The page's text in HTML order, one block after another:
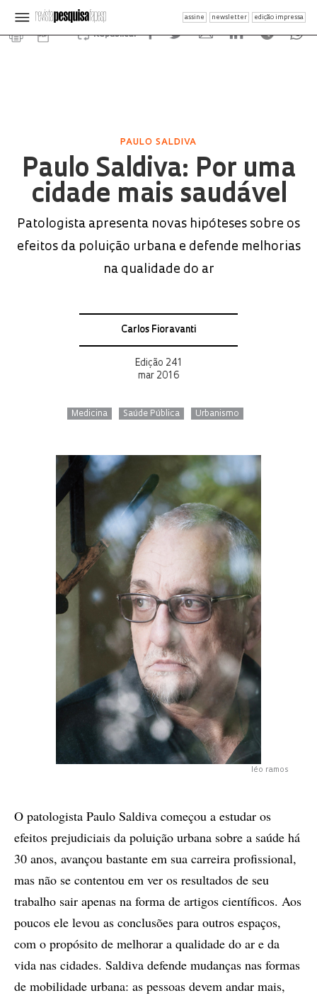
assine newsletter edição impressa
Republicar
PAULO SALDIVA
Paulo Saldiva: Por uma
cidade mais saudável
Patologista apresenta novas hipóteses sobre os
efeitos da poluição urbana e defende melhorias
na qualidade do ar
Carlos Fioravanti
Edição 241
mar 2016
Medicina Saúde Pública Urbanismo
léo ramos
O patologista Paulo Saldiva começou a estudar os
efeitos prejudiciais da poluição urbana sobre a saúde há
30 anos, avançou bastante em sua carreira profissional,
mas não se contentou em ver os resultados de seu
trabalho sair apenas na forma de artigos científicos. Aos
poucos ele levou as conclusões para outros espaços,
com o propósito de melhorar a qualidade do ar e da
vida nas cidades. Saldiva defende mudanças nas formas
de mobilidade urbana: as pessoas devem andar mais,